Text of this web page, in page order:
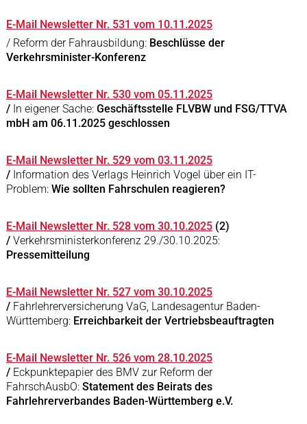
E-Mail Newsletter Nr. 531 vom 10.11.2025
/ Reform der Fahrausbildung: Beschlüsse der
Verkehrsminister-Konferenz
E-Mail Newsletter Nr. 530 vom 05.11.2025
/ In eigener Sache: Geschäftsstelle FLVBW und FSG/TTVA
mbH am 06.11.2025 geschlossen
E-Mail Newsletter Nr. 529 vom 03.11.2025
/ Information des Verlags Heinrich Vogel über ein IT-
Problem:Wie sollten Fahrschulen reagieren?
E-Mail Newsletter Nr. 528 vom 30.10.2025(2)
/ Verkehrsministerkonferenz 29./30.10.2025:
Pressemitteilung
E-Mail Newsletter Nr. 527 vom 30.10.2025
/ Fahrlehrerversicherung VaG, Landesagentur Baden-
Württemberg: Erreichbarkeit der Vertriebsbeauftragten
E-Mail Newsletter Nr. 526 vom 28.10.2025
/ Eckpunktepapier des BMV zur Reform der
FahrschAusbO: Statement des Beirats des
Fahrlehrerverbandes Baden-Württemberg e.V.